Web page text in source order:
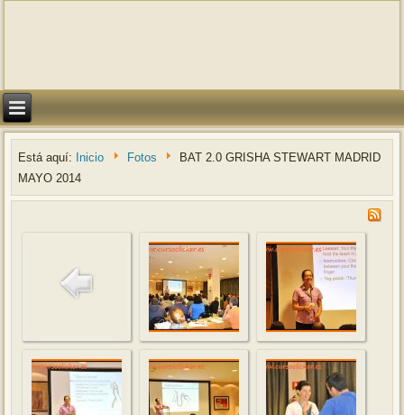
Está aquí: Inicio Fotos
BAT 2.0 GRISHA STEWART MADRID
MAYO 2014